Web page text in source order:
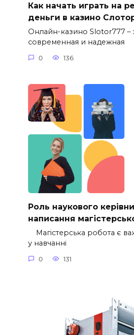
Как начать играть на
деньги в казино
Онлайн-казино Slotor777 –
современная и надежная
0 136
Роль наукового
написання
Магістерська робота є
у навчанні
0 131